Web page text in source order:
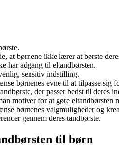
at børnene ikke lærer at børste
har adgang til eltandbørsten.
sensitiv indstilling.
børnenes evne til at tilpasse
der passer bedst til deres
motiver for at gøre eltandbørsten
børnenes valgmuligheder og
gennem deres tandbørste.
til børn